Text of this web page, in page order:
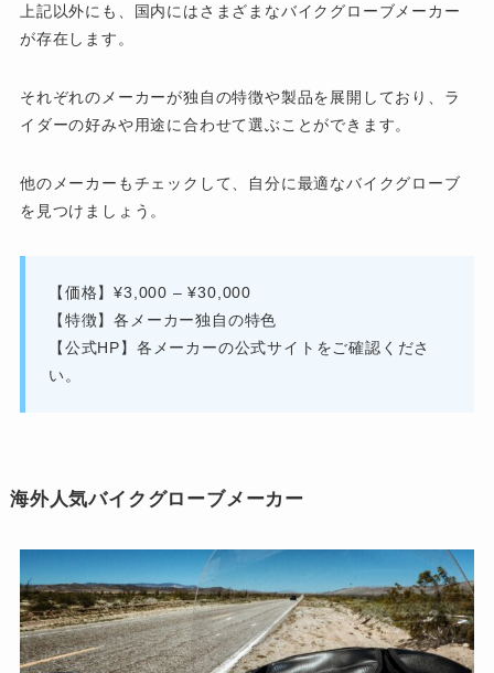
上記以外にも、国内にはさまざまなバイクグローブメーカー
が存在します。
それぞれのメーカーが独自の特徴や製品を展開しており、ラ
イダーの好みや用途に合わせて選ぶことができます。
他のメーカーもチェックして、自分に最適なバイクグローブ
を見つけましょう。
【価格】¥3,000 – ¥30,000
【特徴】各メーカー独自の特色
【公式HP】各メーカーの公式サイトをご確認くださ
い。
海外人気バイクグローブメーカー